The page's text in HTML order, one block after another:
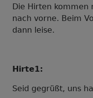
Die Hirten kommen
nach vorne. Beim
dann leise.
Hirte1:
Seid gegrüßt, uns